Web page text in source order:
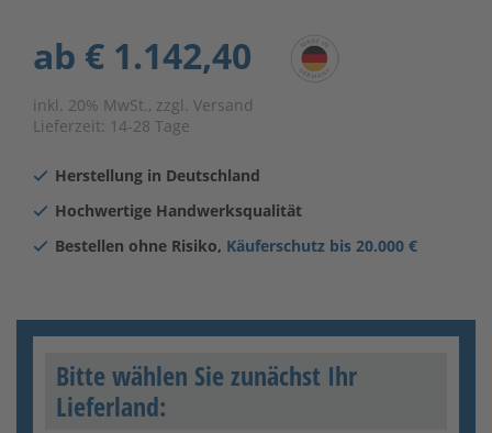
ab € 1.142,40
inkl. 20% MwSt., zzgl. Versand
Lieferzeit: 14-28 Tage
Herstellung in Deutschland
Hochwertige Handwerksqualität
Bestellen ohne Risiko, Käuferschutz bis 20.000 €
Bitte wählen Sie zunächst Ihr
Lieferland: